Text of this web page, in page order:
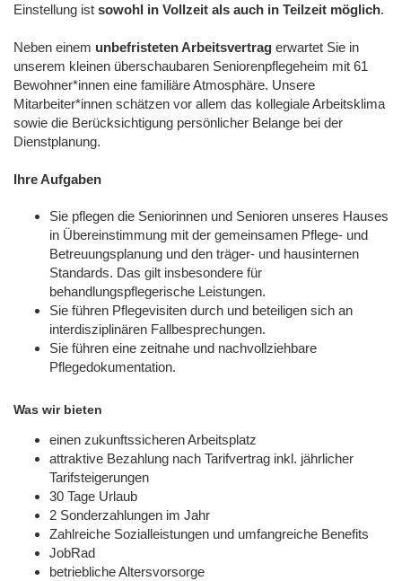
Einstellung ist sowohl in Vollzeit als auch in Teilzeit möglich.
Neben einem unbefristeten Arbeitsvertrag erwartet Sie in
unserem kleinen überschaubaren Seniorenpflegeheim mit 61
Bewohner*innen eine familiäre Atmosphäre. Unsere
Mitarbeiter*innen schätzen vor allem das kollegiale Arbeitsklima
sowie die Berücksichtigung persönlicher Belange bei der
Dienstplanung.
Ihre Aufgaben
Sie pflegen die Seniorinnen und Senioren unseres Hauses
in Übereinstimmung mit der gemeinsamen Pflege- und
Betreuungsplanung und den träger- und hausinternen
Standards. Das gilt insbesondere für
behandlungspflegerische Leistungen.
Sie führen Pflegevisiten durch und beteiligen sich an
interdisziplinären Fallbesprechungen.
Sie führen eine zeitnahe und nachvollziehbare
Pflegedokumentation.
Was wir bieten
einen zukunftssicheren Arbeitsplatz
attraktive Bezahlung nach Tarifvertrag inkl. jährlicher
Tarifsteigerungen
30 Tage Urlaub
2 Sonderzahlungen im Jahr
Zahlreiche Sozialleistungen und umfangreiche Benefits
JobRad
betriebliche Altersvorsorge